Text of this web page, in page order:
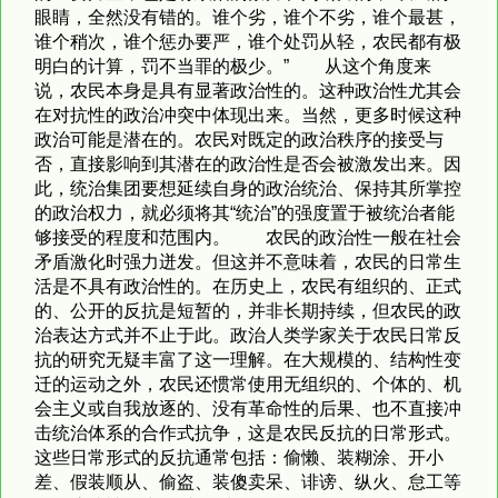
眼睛，全然没有错的。谁个劣，谁个不劣，谁个最甚，
谁个稍次，谁个惩办要严，谁个处罚从轻，农民都有极
明白的计算，罚不当罪的极少。” 从这个角度来
说，农民本身是具有显著政治性的。这种政治性尤其会
在对抗性的政治冲突中体现出来。当然，更多时候这种
政治可能是潜在的。农民对既定的政治秩序的接受与
否，直接影响到其潜在的政治性是否会被激发出来。因
此，统治集团要想延续自身的政治统治、保持其所掌控
的政治权力，就必须将其“统治”的强度置于被统治者能
够接受的程度和范围内。 农民的政治性一般在社会
矛盾激化时强力迸发。但这并不意味着，农民的日常生
活是不具有政治性的。在历史上，农民有组织的、正式
的、公开的反抗是短暂的，并非长期持续，但农民的政
治表达方式并不止于此。政治人类学家关于农民日常反
抗的研究无疑丰富了这一理解。在大规模的、结构性变
迁的运动之外，农民还惯常使用无组织的、个体的、机
会主义或自我放逐的、没有革命性的后果、也不直接冲
击统治体系的合作式抗争，这是农民反抗的日常形式。
这些日常形式的反抗通常包括：偷懒、装糊涂、开小
差、假装顺从、偷盗、装傻卖呆、诽谤、纵火、怠工等